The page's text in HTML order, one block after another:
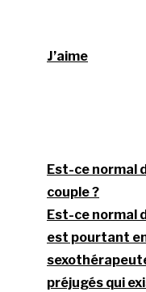
J’aime
Est-ce normal
couple ?
Est-ce normal
est pourtant
préjugés qui